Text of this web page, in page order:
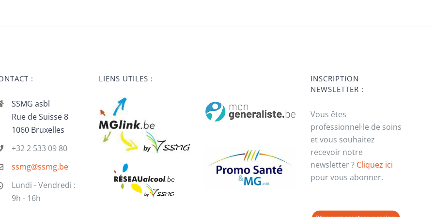
:
SSMG asbl
Rue de Suisse 8
1060 Bruxelles
+32 2 533 09 80
ssmg@ssmg.be
Lundi - Vendredi :
9h - 16h
LIENS UTILES :
INSCRIPTION
NEWSLETTER :
Vous êtes
professionnel·le de soins
et vous souhaitez
recevoir notre
newsletter ? Cliquez ici
pour vous abonner.